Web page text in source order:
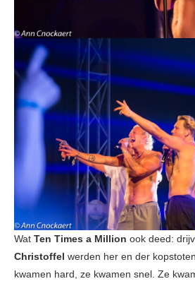
Wat Ten Times a Million ook deed:
Christoffel werden her en der
kwamen hard, ze kwamen snel. Ze